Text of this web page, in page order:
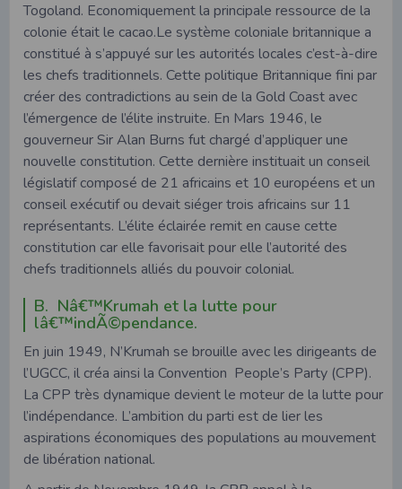
Togoland. Economiquement la principale ressource de la
colonie était le cacao.Le système coloniale britannique a
constitué à s’appuyé sur les autorités locales c’est-à-dire
les chefs traditionnels. Cette politique Britannique fini par
créer des contradictions au sein de la Gold Coast avec
l’émergence de l’élite instruite. En Mars 1946, le
gouverneur Sir Alan Burns fut chargé d’appliquer une
nouvelle constitution. Cette dernière instituait un conseil
législatif composé de 21 africains et 10 européens et un
conseil exécutif ou devait siéger trois africains sur 11
représentants. L’élite éclairée remit en cause cette
constitution car elle favorisait pour elle l’autorité des
chefs traditionnels alliés du pouvoir colonial.
B. Nâ€™Krumah et la lutte pour
lâ€™indÃ©pendance.
En juin 1949, N’Krumah se brouille avec les dirigeants de
l’UGCC, il créa ainsi la Convention People’s Party (CPP).
La CPP très dynamique devient le moteur de la lutte pour
l’indépendance. L’ambition du parti est de lier les
aspirations économiques des populations au mouvement
de libération national.